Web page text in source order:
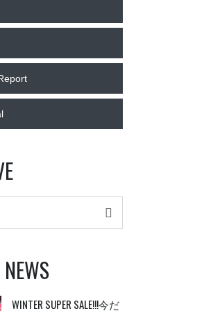
WINTER SUPER SALE!!!今だ